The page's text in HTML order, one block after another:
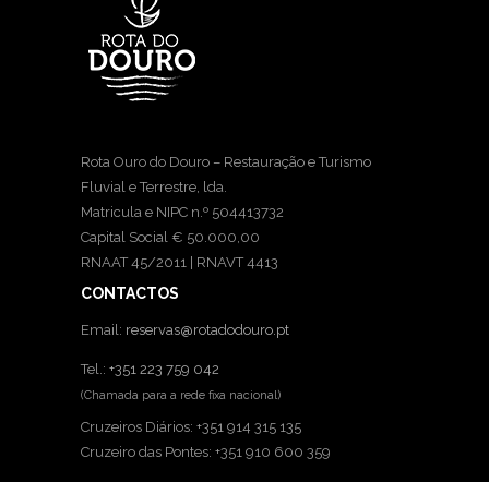
Rota Ouro do Douro – Restauração e Turismo
Fluvial e Terrestre, lda.
Matricula e NIPC n.º 504413732
Capital Social € 50.000,00
RNAAT 45/2011 | RNAVT 4413
CONTACTOS
Email: reservas@rotadodouro.pt
Tel.: +351 223 759 042
(Chamada para a rede fixa nacional)
Cruzeiros Diários: +351 914 315 135
Cruzeiro das Pontes: +351 910 600 359